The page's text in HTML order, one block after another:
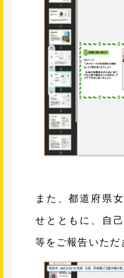
また、都道府県
せとともに、自
等をご報告いただ